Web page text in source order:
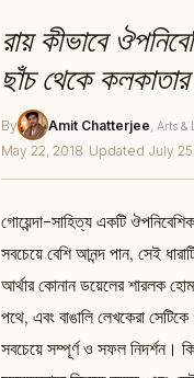
রায় কীভাবে
ছাঁচ থেকে
By Amit Chatterjee , Arts
May 22, 2018 · Updated July
গোয়েন্দা-সাহিত্য একটি
সবচেয়ে বেশি আনন্দ পান, সেই
আর্থার কোনান ডয়েলের শারলক
পথে, এবং বাঙালি লেখকেরা
সবচেয়ে সম্পূর্ণ ও সফল নিদর্শন।